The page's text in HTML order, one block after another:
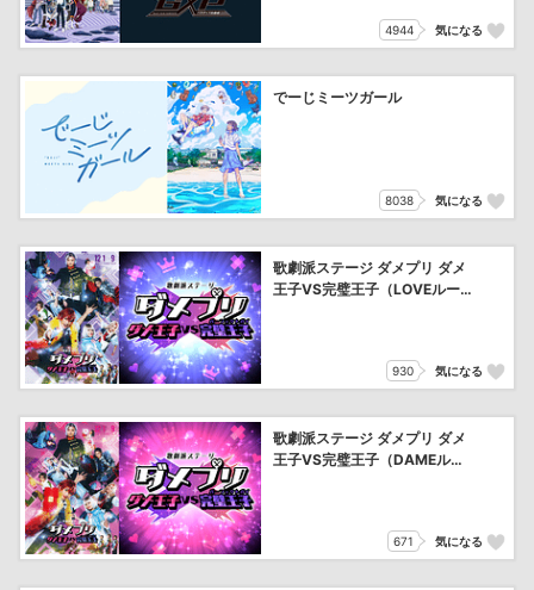
4944 気になる
でーじミーツガール
8038 気になる
歌劇派ステージ ダメプリ ダメ
王子VS完璧王子（LOVEルー
930 気になる
歌劇派ステージ ダメプリ ダメ
王子VS完璧王子（DAMEルー
671 気になる